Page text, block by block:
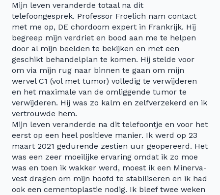
Mijn leven veranderde totaal na dit
telefoongesprek. Professor Froelich nam contact
met me op, DE chordoom expert in Frankrijk. Hij
begreep mijn verdriet en bood aan me te helpen
door al mijn beelden te bekijken en met een
geschikt behandelplan te komen. Hij stelde voor
om via mijn rug naar binnen te gaan om mijn
wervel C1 (vol met tumor) volledig te verwijderen
en het maximale van de omliggende tumor te
verwijderen. Hij was zo kalm en zelfverzekerd en ik
vertrouwde hem.
Mijn leven veranderde na dit telefoontje en voor het
eerst op een heel positieve manier. Ik werd op 23
maart 2021 gedurende zestien uur geopereerd. Het
was een zeer moeilijke ervaring omdat ik zo moe
was en toen ik wakker werd, moest ik een Minerva-
vest dragen om mijn hoofd te stabiliseren en ik had
ook een cementoplastie nodig. Ik bleef twee weken